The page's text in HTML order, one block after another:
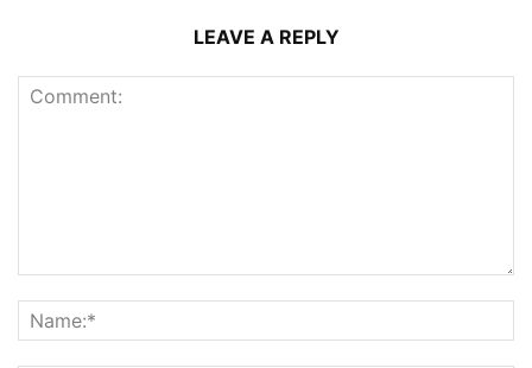
LEAVE A REPLY